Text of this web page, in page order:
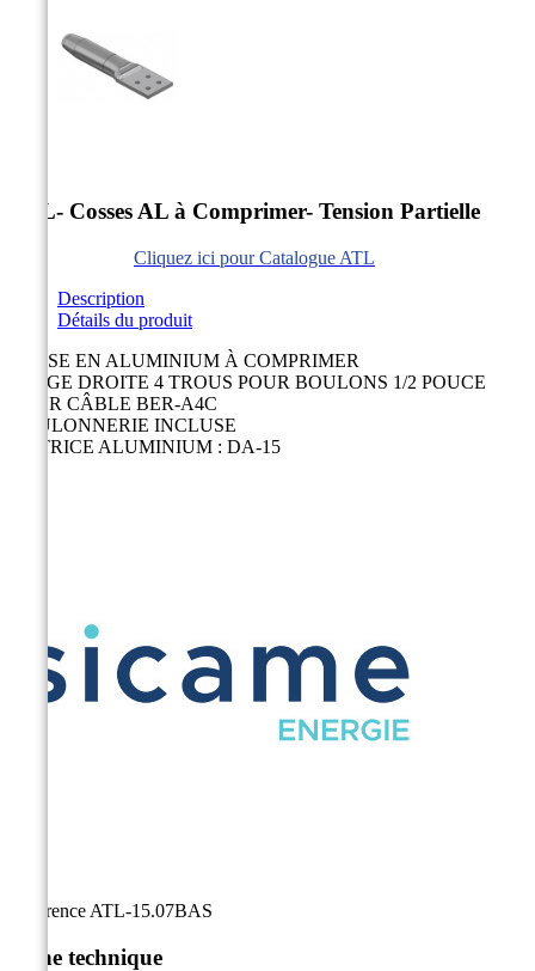
ATL- Cosses AL à Comprimer- Tension Partielle
Cliquez ici pour Catalogue ATL
Description
Détails du produit
COSSE EN ALUMINIUM À COMPRIMER
PLAGE DROITE 4 TROUS POUR BOULONS 1/2 POUCE
POUR CÂBLE BER-A4C
BOULONNERIE INCLUSE
MATRICE ALUMINIUM : DA-15
Référence ATL-15.07BAS
Fiche technique